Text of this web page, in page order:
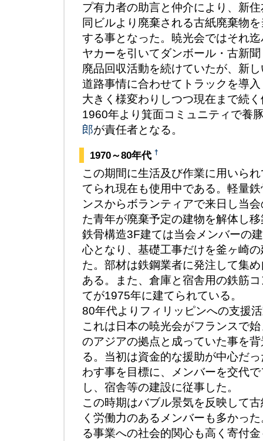
プ有力者の助言と仲介により、新
同ビルより廃棄される古紙廃棄物
する事となった。暁光会ではそれ
ヤカーを引いてダンボール・古新
廃品回収活動を続けていたが、新
道路事情に合わせてトラックを導
大きく様変わりしつつ現在まで続
1960年より箕面コミュニティで養
郎が責任者となる。
1970～80年代 †
この期間に生活及び作業に用いら
てられ現在も使用中である。軽量
ンスからボランティアで来日し当
た青年が廃棄予定の建物を解体し
鉄骨構造3F建ては当会メンバーの
心となり、基礎工事だけを釜ヶ崎
た。部材は鉄鋼業者に発注して集
ある。また、倉庫と宿舎用の鉄筋
てが1975年に建てられている。
80年代よりフィリッピンへの支援
これは日本の暁光会がフランスで
のアジアの拠点と成っていた事を
る。当初は資金的な援助が中心だ
わす事を目標に、メンバーを交代
し、宿舎等の建設に従事した。
この時期はバブル景気を反映して
く労働力のあるメンバーも多かっ
る事業への社会的関心も高く寄付